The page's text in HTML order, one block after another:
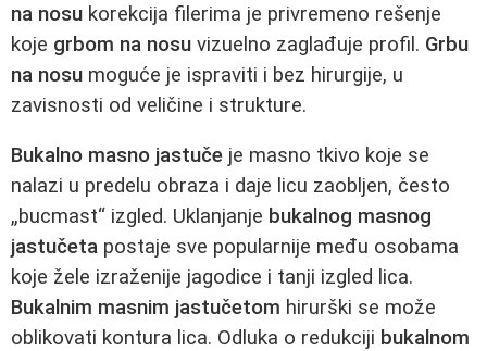
na nosu korekcija filerima je privremeno rešenje
koje grbom na nosu vizuelno zaglađuje profil. Grbu
na nosu moguće je ispraviti i bez hirurgije, u
zavisnosti od veličine i strukture.
Bukalno masno jastuče je masno tkivo koje se
nalazi u predelu obraza i daje licu zaobljen, često
„bucmast“ izgled. Uklanjanje bukalnog masnog
jastučeta postaje sve popularnije među osobama
koje žele izraženije jagodice i tanji izgled lica.
Bukalnim masnim jastučetom hirurški se može
oblikovati kontura lica. Odluka o redukciji bukalnom